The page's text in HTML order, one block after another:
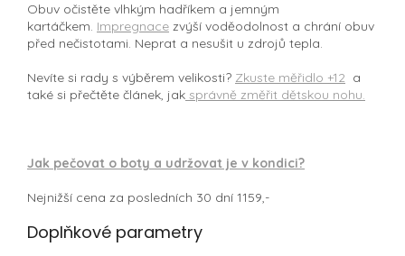
Obuv očistěte vlhkým hadříkem a jemným
kartáčkem. Impregnace zvýší voděodolnost a chrání obuv
před nečistotami. Neprat a nesušit u zdrojů tepla.
Nevíte si rady s výběrem velikosti? Zkuste měřidlo +12 a
také si přečtěte článek, jak správně změřit dětskou nohu.
Jak pečovat o boty a udržovat je v kondici?
Nejnižší cena za posledních 30 dní 1159,-
Doplňkové parametry